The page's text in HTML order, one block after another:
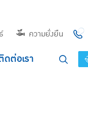
ความยั่งยืน
ดต่อเรา